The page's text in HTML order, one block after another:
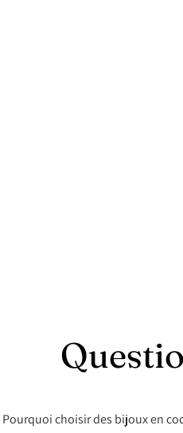
Pourquoi choisir des bijoux en